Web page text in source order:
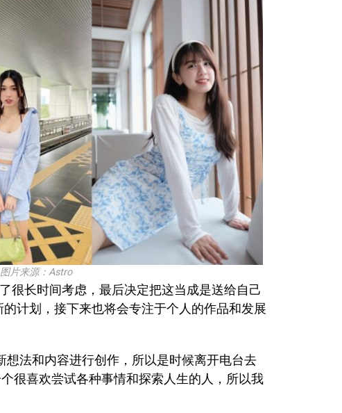
片来源：Astro
很长时间考虑，最后决定把这当成是送给自己
计划，接下来也将会专注于个人的作品和发展
法和内容进行创作，所以是时候离开电台去
很喜欢尝试各种事情和探索人生的人，所以我